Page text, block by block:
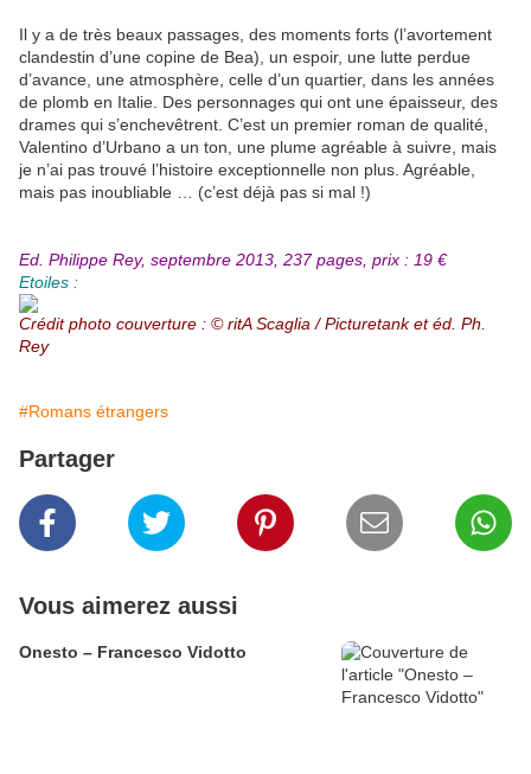
Il y a de très beaux passages, des moments forts (l’avortement
clandestin d’une copine de Bea), un espoir, une lutte perdue
d’avance, une atmosphère, celle d’un quartier, dans les années
de plomb en Italie. Des personnages qui ont une épaisseur, des
drames qui s’enchevêtrent. C’est un premier roman de qualité,
Valentino d’Urbano a un ton, une plume agréable à suivre, mais
je n’ai pas trouvé l’histoire exceptionnelle non plus. Agréable,
mais pas inoubliable … (c’est déjà pas si mal !)
Ed. Philippe Rey, septembre 2013, 237 pages, prix : 19 €
Etoiles :
Crédit photo couverture : © ritA Scaglia / Picturetank et éd. Ph.
Rey
#Romans étrangers
Partager
Vous aimerez aussi
Onesto – Francesco Vidotto